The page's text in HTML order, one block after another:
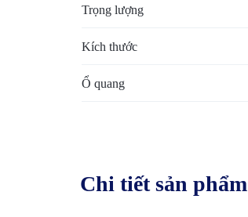
CÓ
Trọng lượng
Kích thước
Ổ quang
Chi tiết sản phẩm